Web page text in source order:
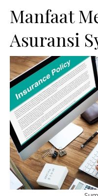
Manfaat
Asuransi